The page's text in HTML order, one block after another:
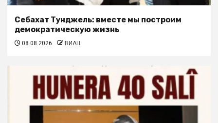
Себахат Тунджель: вместе мы построим
демократическую жизнь
08.08.2026 ВИАН